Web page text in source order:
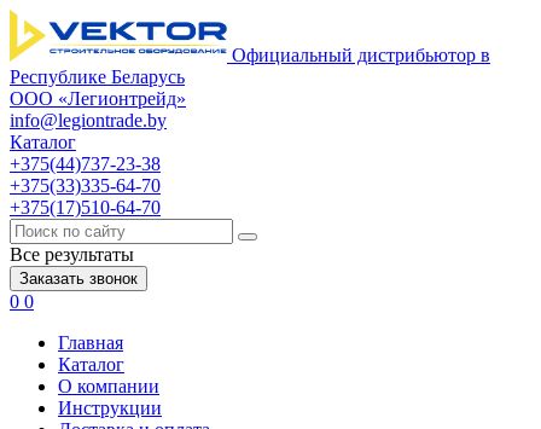
Официальный дистрибьютор в
Республике Беларусь
ООО «Легионтрейд»
info@legiontrade.by
Каталог
+375(44)737-23-38
+375(33)335-64-70
+375(17)510-64-70
Все результаты
Заказать звонок
0 0
Главная
Каталог
О компании
Инструкции